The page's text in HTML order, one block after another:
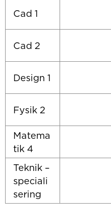
Cad 1
Cad 2
Design 1
Fysik 2
Matema
tik 4
Teknik –
speciali
sering